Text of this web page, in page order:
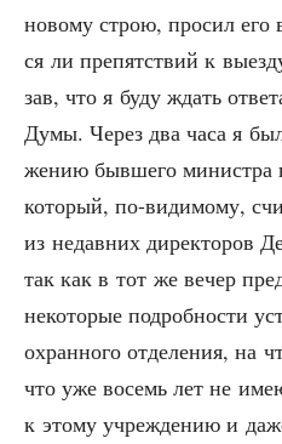
ново­му строю, про­сил его
ся ли пре­пят­ствий к
зав, что я буду ждать
Думы. Через два часа я
же­нию быв­ше­го мини­стра
кото­рый, по-види­мо­му,
из недав­них дирек­то­ров
так как в тот же вечер
неко­то­рые подроб­но­сти
охран­но­го отде­ле­ния, на
что уже восемь лет не
к это­му учре­жде­нию и